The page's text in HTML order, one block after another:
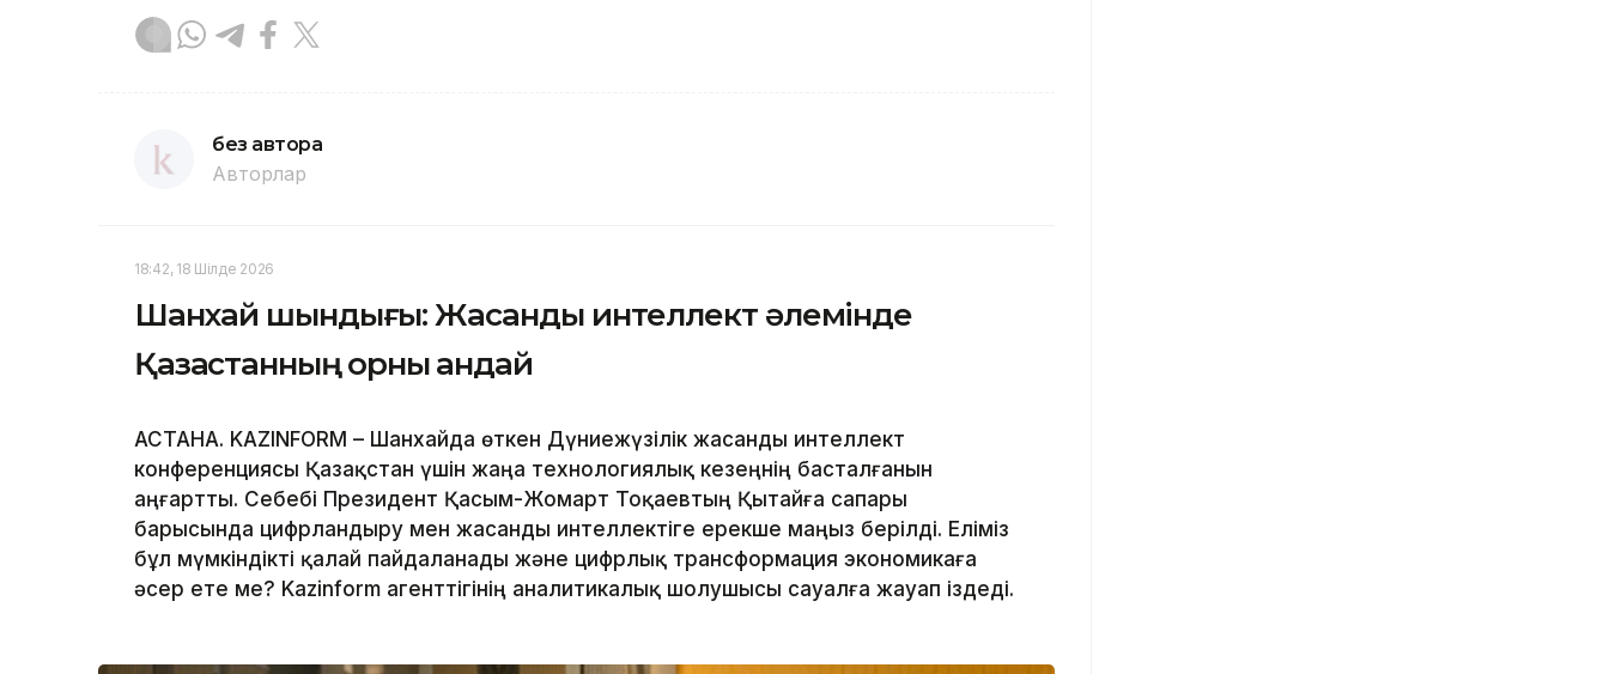
без автора
Авторлар
18:42, 18 Шілде 2026
Шанхай шындығы: Жасанды интеллект әлемінде
Қазақстанның орны қандай
АСТАНА. KAZINFORM – Шанхайда өткен Дүниежүзілік жасанды интеллект
конференциясы Қазақстан үшін жаңа технологиялық кезеңнің басталғанын
аңғартты. Себебі Президент Қасым-Жомарт Тоқаевтың Қытайға сапары
барысында цифрландыру мен жасанды интеллектіге ерекше маңыз берілді. Еліміз
бұл мүмкіндікті қалай пайдаланады және цифрлық трансформация экономикаға
әсер ете ме? Kazinform агенттігінің аналитикалық шолушысы сауалға жауап іздеді.